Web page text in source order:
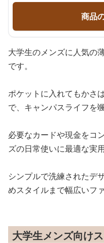
商品
大学生のメンズに人気の
です。
ポケットに入れてもかさ
で、キャンパスライフを
必要なカードや現金をコ
ズの日常使いに最適な実
シンプルで洗練されたデ
めスタイルまで幅広いフ
大学生メンズ向け